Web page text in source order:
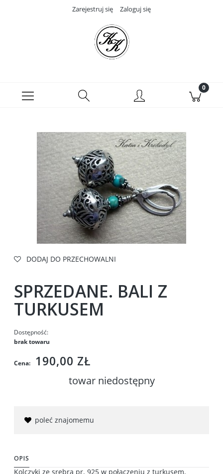
Zarejestruj się Zaloguj się
DODAJ DO PRZECHOWALNI
SPRZEDANE. BALI Z
TURKUSEM
Dostępność:
brak towaru
Cena: 190,00 ZŁ
towar niedostępny
poleć znajomemu
OPIS
Kolczyki ze srebra pr. 925 w połączeniu z turkusem.